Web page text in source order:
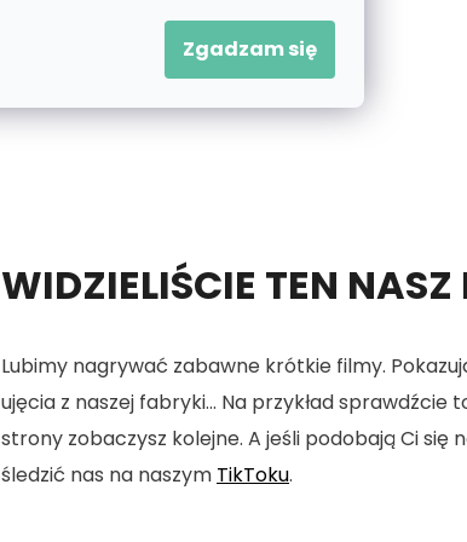
Zgadzam się
WIDZIELIŚCIE TEN NASZ
Lubimy nagrywać zabawne krótkie filmy.
ujęcia z naszej fabryki... Na przykład sprawdźcie
strony zobaczysz kolejne. A jeśli podobają Ci się
śledzić nas na naszym TikToku.